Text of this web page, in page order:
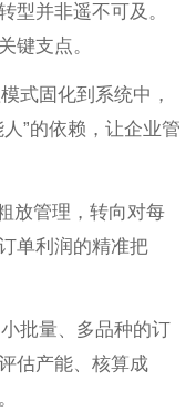
型并非遥不可及。
键支点。
式固化到系统中，
”的依赖，让企业管
放管理，转向对每
单利润的精准把
批量、多品种的订
估产能、核算成